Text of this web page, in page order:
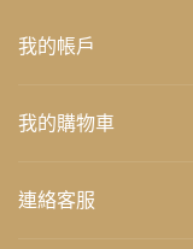
我的帳戶
我的購物車
連絡客服